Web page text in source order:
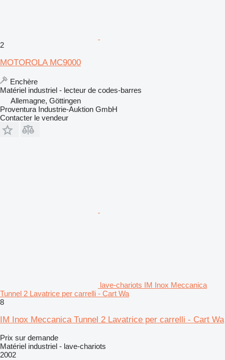
2
MOTOROLA MC9000
Enchère
Matériel industriel - lecteur de codes-barres
Allemagne, Göttingen
Proventura Industrie-Auktion GmbH
Contacter le vendeur
lave-chariots IM Inox Meccanica
Tunnel 2 Lavatrice per carrelli - Cart Wa
8
IM Inox Meccanica Tunnel 2 Lavatrice per carrelli - Cart Wa
Prix sur demande
Matériel industriel - lave-chariots
2002